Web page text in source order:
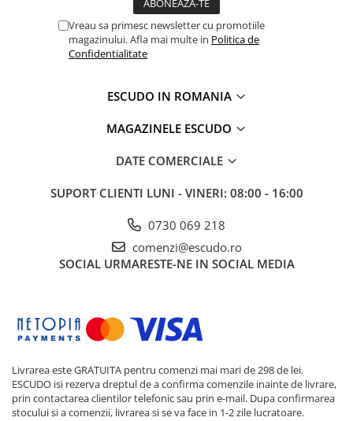
Vreau sa primesc newsletter cu promotiile
magazinului. Afla mai multe in Politica de
Confidentialitate
ESCUDO IN ROMANIA
MAGAZINELE ESCUDO
DATE COMERCIALE
SUPORT CLIENTI LUNI - VINERI: 08:00 - 16:00
0730 069 218
comenzi@escudo.ro
SOCIAL URMARESTE-NE IN SOCIAL MEDIA
Livrarea este GRATUITA pentru comenzi mai mari de 298 de lei.
ESCUDO isi rezerva dreptul de a confirma comenzile inainte de livrare,
prin contactarea clientilor telefonic sau prin e-mail. Dupa confirmarea
stocului si a comenzii, livrarea si se va face in 1-2 zile lucratoare.